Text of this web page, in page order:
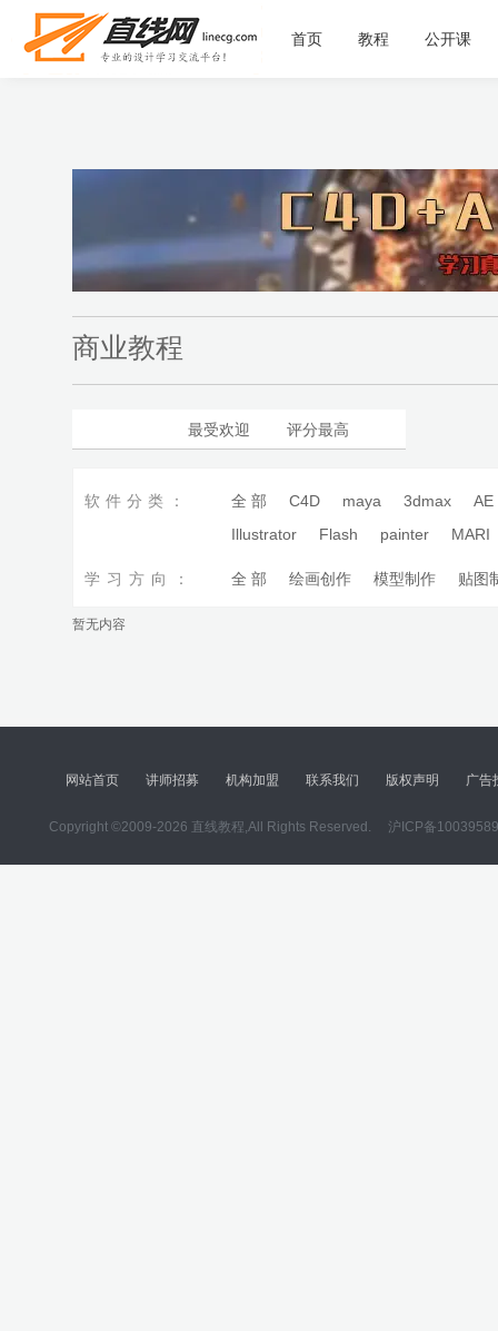
首页 教程 公开课
商业教程
最受欢迎 评分最高
软件分类： 全 部 C4D maya 3dmax
AE
Illustrator
Flash painter MARI
学习方向： 全 部 绘画创作 模型制作 贴图
暂无内容
网站首页 讲师招募 机构加盟 联系我们 版权声明 广告
Copyright ©2009-2026 直线教程,All Rights Reserved. 沪ICP备